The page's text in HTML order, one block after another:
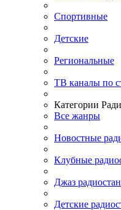
Спортивные
Детские
Региональные
ТВ каналы по
Категории
Все жанры
Новостные
Клубные
Джаз
Детские